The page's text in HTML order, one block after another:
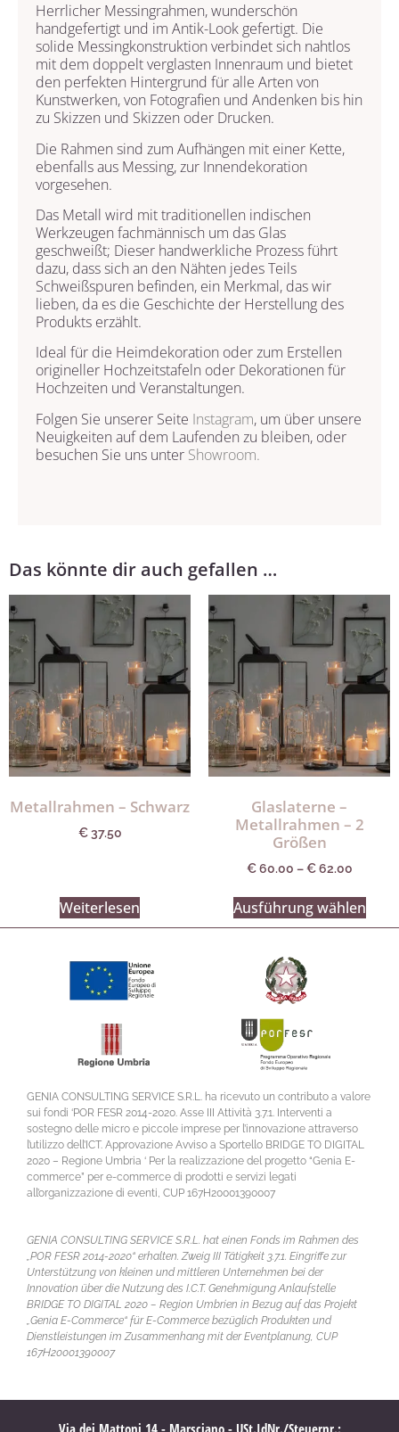
Herrlicher Messingrahmen, wunderschön
handgefertigt und im Antik-Look gefertigt. Die
solide Messingkonstruktion verbindet sich nahtlos
mit dem doppelt verglasten Innenraum und bietet
den perfekten Hintergrund für alle Arten von
Kunstwerken, von Fotografien und Andenken bis hin
zu Skizzen und Skizzen oder Drucken.
Die Rahmen sind zum Aufhängen mit einer Kette,
ebenfalls aus Messing, zur Innendekoration
vorgesehen.
Das Metall wird mit traditionellen indischen
Werkzeugen fachmännisch um das Glas
geschweißt; Dieser handwerkliche Prozess führt
dazu, dass sich an den Nähten jedes Teils
Schweißspuren befinden, ein Merkmal, das wir
lieben, da es die Geschichte der Herstellung des
Produkts erzählt.
Ideal für die Heimdekoration oder zum Erstellen
origineller Hochzeitstafeln oder Dekorationen für
Hochzeiten und Veranstaltungen.
Folgen Sie unserer Seite Instagram, um über unsere
Neuigkeiten auf dem Laufenden zu bleiben, oder
besuchen Sie uns unter Showroom.
Das könnte dir auch gefallen …
Metallrahmen – Schwarz
€37.50
Weiterlesen
Glaslaterne –
Metallrahmen – 2
Größen
€60.00 –€62.00
Ausführung wählen
GENIA CONSULTING SERVICE S.R.L. ha ricevuto un contributo a valore
sui fondi ‘POR FESR 2014-2020. Asse III Attività 3.7.1. Interventi a
sostegno delle micro e piccole imprese per l’innovazione attraverso
l’utilizzo dell’ICT. Approvazione Avviso a Sportello BRIDGE TO DIGITAL
2020 – Regione Umbria ‘ Per la realizzazione del progetto “Genia E-
commerce” per e-commerce di prodotti e servizi legati
all’organizzazione di eventi, CUP 167H20001390007
GENIA CONSULTING SERVICE S.R.L. hat einen Fonds im Rahmen des
„POR FESR 2014-2020“ erhalten. Zweig III Tätigkeit 3.7.1. Eingriffe zur
Unterstützung von kleinen und mittleren Unternehmen bei der
Innovation über die Nutzung des I.C.T. Genehmigung Anlaufstelle
BRIDGE TO DIGITAL 2020 – Region Umbrien in Bezug auf das Projekt
„Genia E-Commerce“ für E-Commerce bezüglich Produkten und
Dienstleistungen im Zusammenhang mit der Eventplanung, CUP
167H20001390007